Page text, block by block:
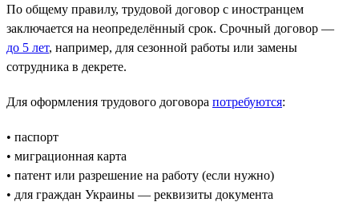
По общему правилу, трудовой договор с иностранцем
заключается на неопределённый срок. Срочный договор —
до 5 лет, например, для сезонной работы или замены
сотрудника в декрете.
Для оформления трудового договора потребуются:
• паспорт
• миграционная карта
• патент или разрешение на работу (если нужно)
• для граждан Украины — реквизиты документа